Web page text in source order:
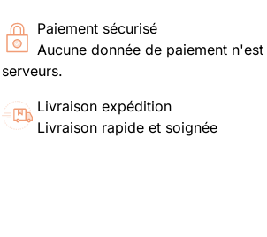
Paiement sécurisé
Aucune donnée de paiement
serveurs.
Livraison expédition
Livraison rapide et soignée